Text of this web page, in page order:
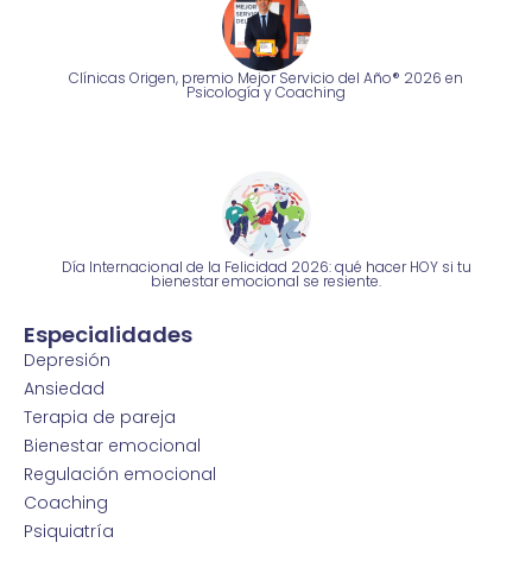
Clínicas Origen, premio Mejor Servicio del Año® 2026 en
Psicología y Coaching
Día Internacional de la Felicidad 2026: qué hacer HOY si tu
bienestar emocional se resiente.
Especialidades
Depresión
Ansiedad
Terapia de pareja
Bienestar emocional
Regulación emocional
Coaching
Psiquiatría